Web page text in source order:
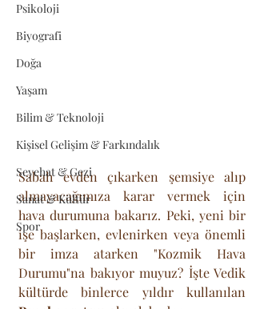
Psikoloji
Biyografi
Doğa
Yaşam
Bilim & Teknoloji
Kişisel Gelişim & Farkındalık
Seyehat & Gezi
Sanat & Kültür
Spor
Sabah evden çıkarken şemsiye alıp
almayacağımıza karar vermek için
hava durumuna bakarız. Peki, yeni bir
işe başlarken, evlenirken veya önemli
bir imza atarken "Kozmik Hava
Durumu"na bakıyor muyuz? İşte Vedik